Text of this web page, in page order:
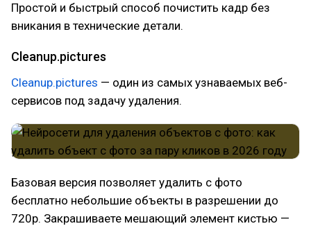
Простой и быстрый способ почистить кадр без
вникания в технические детали.
Cleanup.pictures
Cleanup.pictures — один из самых узнаваемых веб-
сервисов под задачу удаления.
Базовая версия позволяет удалить с фото
бесплатно небольшие объекты в разрешении до
720p. Закрашиваете мешающий элемент кистью —